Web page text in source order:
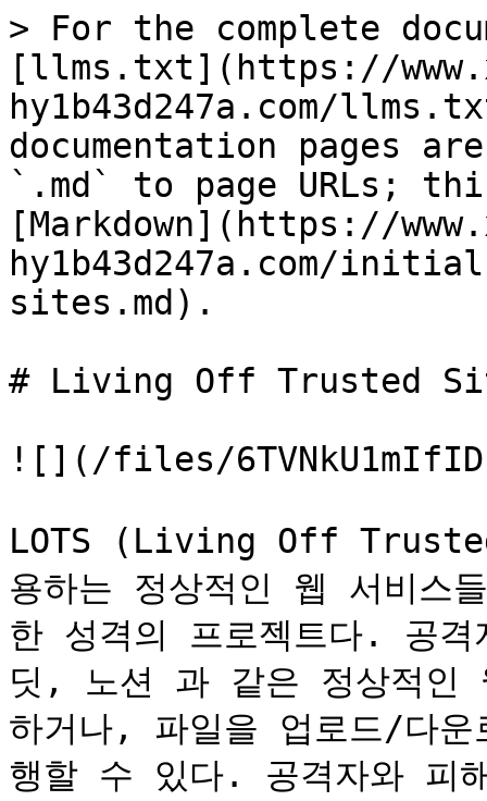
> For the complete
[llms.txt](https://
hy1b43d247a.com/
documentation pages
`.md` to page URLs;
[Markdown](https://
hy1b43d247a.com/
sites.md).
# Living Off Trusted
![](/files/
LOTS (Living Off
용하는 정상적인 웹 서비스
한 성격의 프로젝트다. 공
딧, 노션 과 같은 정상적인
하거나, 파일을 업로드/다
행할 수 있다. 공격자와 피